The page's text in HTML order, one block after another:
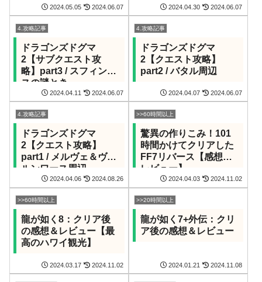
2024.05.05 2024.06.07 2024.04.30 2024.06.07
4.攻略記事
ドラゴンズドグマ
2【サブクエスト攻
略】part3 / スフィンク
スの謎とき
2024.04.11 2024.06.07
4.攻略記事
ドラゴンズドグマ
2【クエスト攻略】
part2 / バタル周辺
2024.04.07 2024.06.07
4.攻略記事
ドラゴンズドグマ
2【クエスト攻略】
part1 / メルヴェ＆ヴェ
ルンワース周辺
2024.04.06 2024.08.26
>>60時間以上
驚異の作りこみ！101
時間かけてクリアした
FF7リバース【感想＆
レビュー】
2024.04.03 2024.11.02
>>60時間以上
龍が如く8：クリア後
の感想＆レビュー【最
高のハワイ観光】
2024.03.17 2024.11.02
>>20時間以上
龍が如く7+外伝：クリ
ア後の感想＆レビュー
2024.01.21 2024.11.08